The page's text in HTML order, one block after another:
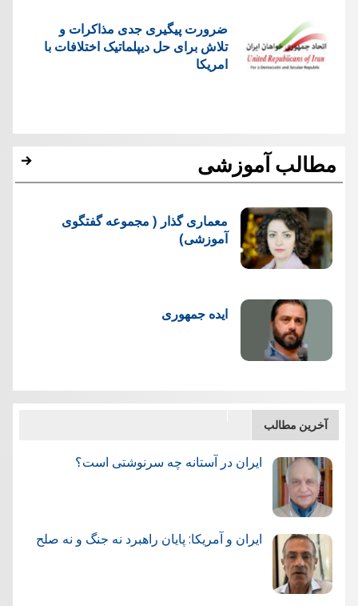
ضرورت پیگیری جدی مذاکرات و
تلاش برای حل دیپلماتیک اختلافات با
امریکا
مطالب آموزشی
معماری گذار ( مجموعه گفتگوی
آموزشی)
ایده جمهوری
آخرین مطالب
ایران در آستانه چه سرنوشتی است؟
ایران و آمریکا: پایان راهبرد نه جنگ و نه صلح